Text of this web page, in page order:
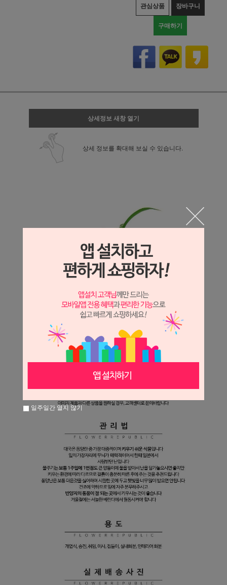
관심상품 장바구니
구매하기
상세정보 새창 열기
상세 정보를 확대해 보실 수 있습니다.
일주일간 열지 않기